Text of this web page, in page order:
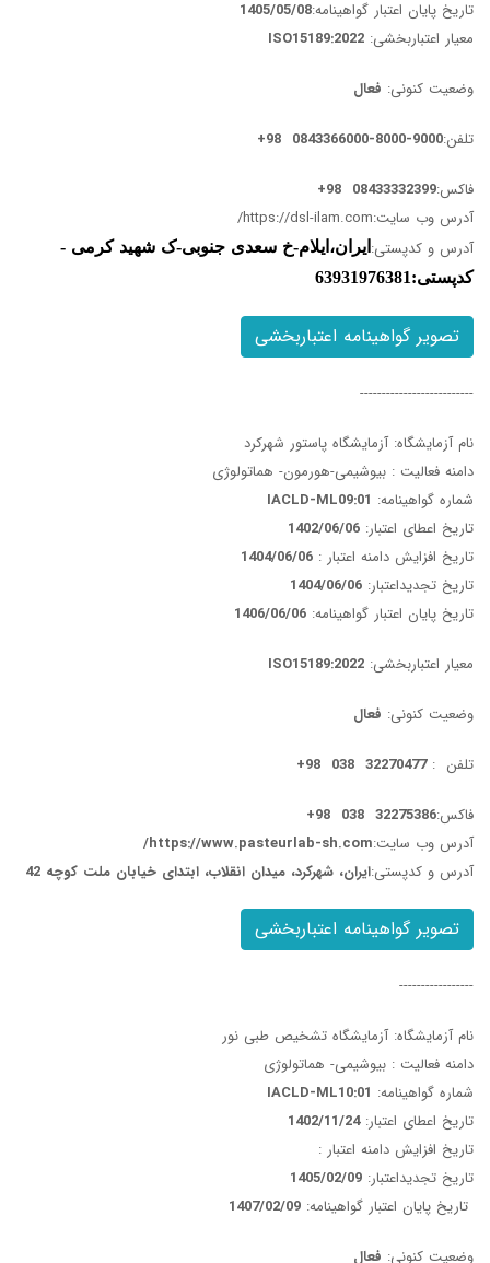
تاریخ پایان اعتبار گواهینامه:1405/05/08
معیار اعتباربخشی: ISO15189:2022
وضعیت کنونی: فعال
تلفن:9000-8000-0843366000 98+
فاکس:08433332399 98+
آدرس وب سایت:https://dsl-ilam.com/
آدرس و کدپستی: ایران،ایلام-خ سعدی جنوبی-ک شهید کرمی -
کدپستی:63931976381
تصویر گواهینامه اعتباربخشی
--------------------------
نام آزمایشگاه: آزمایشگاه پاستور شهرکرد
دامنه فعالیت : بیوشیمی-هورمون- هماتولوژی
شماره گواهینامه: IACLD-ML09:01
تاریخ اعطای اعتبار: 1402/06/06
تاریخ افزایش دامنه اعتبار : 1404/06/06
تاریخ تجدیداعتبار: 1404/06/06
تاریخ پایان اعتبار گواهینامه: 1406/06/06
معیار اعتباربخشی: ISO15189:2022
وضعیت کنونی: فعال
تلفن :32270477 038 98+
فاکس:32275386 038 98+
آدرس وب سایت:https://www.pasteurlab-sh.com/
آدرس و کدپستی:ایران، شهرکرد، میدان انقلاب، ابتدای خیابان ملت کوچه 42
تصویر گواهینامه اعتباربخشی
-----------------
نام آزمایشگاه: آزمایشگاه تشخیص طبی نور
دامنه فعالیت : بیوشیمی- هماتولوژی
شماره گواهینامه: IACLD-ML10:01
تاریخ اعطای اعتبار:1402/11/24
تاریخ افزایش دامنه اعتبار :
تاریخ تجدیداعتبار: 1405/02/09
تاریخ پایان اعتبار گواهینامه: 1407/02/09
وضعیت کنونی: فعال